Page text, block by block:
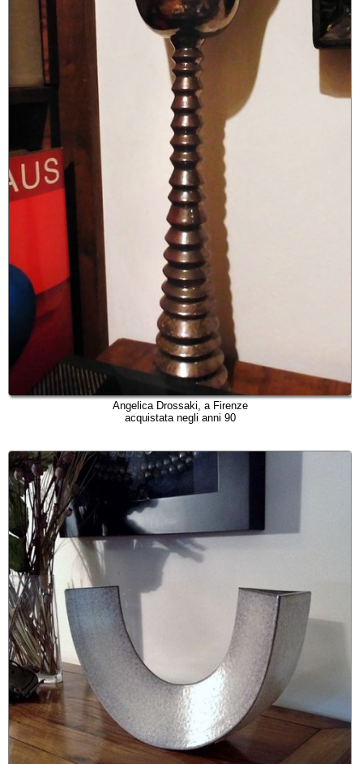
Angelica Drossaki, a Firenze
acquistata negli anni 90